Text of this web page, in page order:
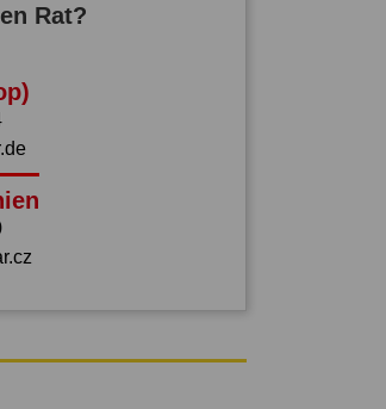
Rat?